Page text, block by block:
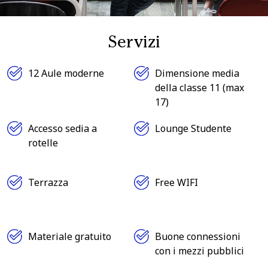
Servizi
12 Aule moderne
Dimensione media
della classe 11 (max
17)
Accesso sedia a
rotelle
Lounge Studente
Terrazza Free WIFI
Materiale gratuito
Buone connessioni
con i mezzi pubblici